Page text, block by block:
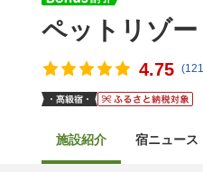
ペットリゾ
4.75 (121
施設紹介 宿ニュース